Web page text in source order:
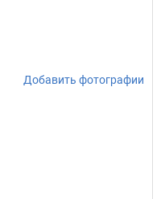
Добавить фотографии